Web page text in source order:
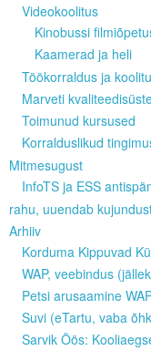
Videokoolitus
Kinobussi
Kaamerad ja heli
Töökorraldus ja
Marveti
Toimunud kursused
Korralduslikud
Mitmesugust
InfoTS ja ESS
rahu, uuendab
Arhiiv
Korduma Kippuvad
WAP, veebindus
Petsi arusaamine
Suvi (eTartu, vaba
Sarvik Öös: